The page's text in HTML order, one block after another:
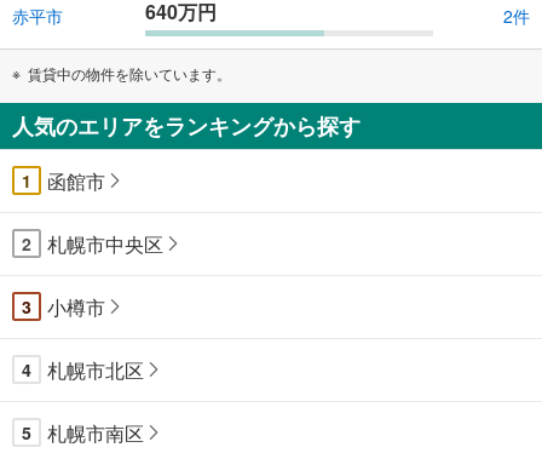
赤平市 640万円 2件
賃貸中の物件を除いています。
人気のエリアをランキングから探す
1 函館市
2 札幌市中央区
3 小樽市
4 札幌市北区
5 札幌市南区